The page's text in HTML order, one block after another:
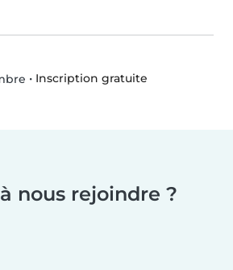
• Inscription gratuite
nous rejoindre ?